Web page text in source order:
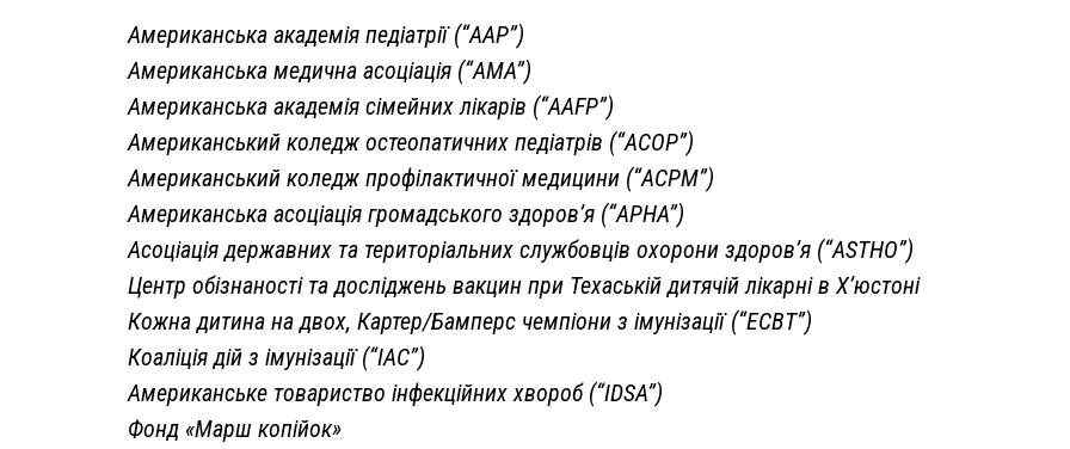
Американська академія педіатрії (“AAP”)
Американська медична асоціація (“AMA”)
Американська академія сімейних лікарів (“AAFP”)
Американський коледж остеопатичних педіатрів (“ACOP”)
Американський коледж профілактичної медицини (“ACPM”)
Американська асоціація громадського здоров’я (“APHA”)
Асоціація державних та територіальних службовців охорони здоров’я (“ASTHO”)
Центр обізнаності та досліджень вакцин при Техаській дитячій лікарні в Х’юстоні
Кожна дитина на двох, Картер/Бамперс чемпіони з імунізації (“ECBT”)
Коаліція дій з імунізації (“IAC”)
Американське товариство інфекційних хвороб (“IDSA”)
Фонд «Марш копійок»